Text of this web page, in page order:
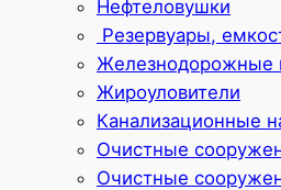
Нефтеловушки
Резервуары,
Железнодорожные
Жироуловители
Канализационные
Очистные
Очистные